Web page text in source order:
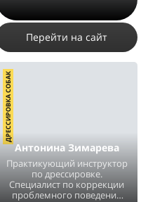
Перейти на сайт
Антонина Зимарева
Практикующий инструктор
по дрессировке.
Специалист по коррекции
проблемного поведения
ДРЕССИРОВКА СОБАК